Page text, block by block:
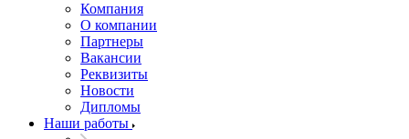
Компания
О компании
Партнеры
Вакансии
Реквизиты
Новости
Дипломы
Наши работы